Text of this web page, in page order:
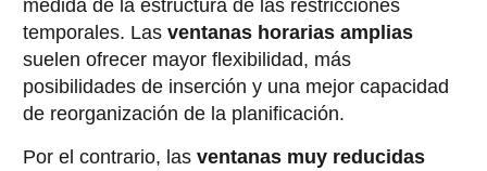
medida de la estructura de las restricciones
temporales. Las ventanas horarias amplias
suelen ofrecer mayor flexibilidad, más
posibilidades de inserción y una mejor capacidad
de reorganización de la planificación.
Por el contrario, las ventanas muy reducidas